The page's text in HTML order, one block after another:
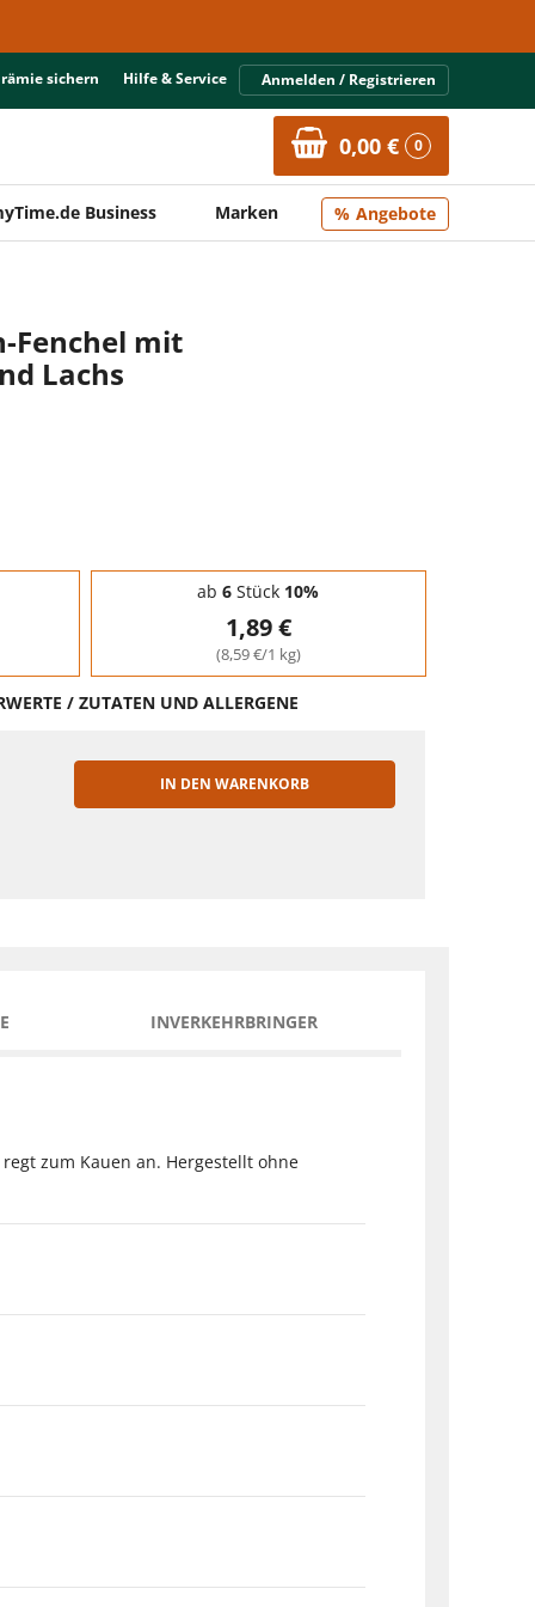
sichern Hilfe & Service Anmelden / Registrieren
0,00 € 0
Business Marken Angebote
Fenchel mit
Lachs
ab 6 Stück 10%
1,89 €
(8,59 €/1 kg)
/ ZUTATEN UND ALLERGENE
IN DEN WARENKORB
INVERKEHRBRINGER
zum Kauen an. Hergestellt ohne